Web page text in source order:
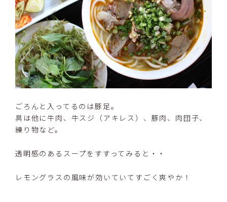
ごろんと入ってるのは豚足。
具は他に牛肉、牛スジ（アキレス）、豚肉、肉団子、
練り物など。
透明感のあるスープをすすってみると・・
レモングラスの風味が効いていてすごく爽やか！